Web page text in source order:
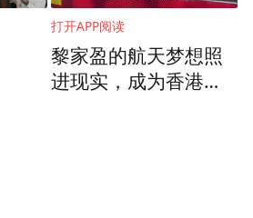
打开APP阅读
黎家盈的航天梦想照
进现实，成为香港与